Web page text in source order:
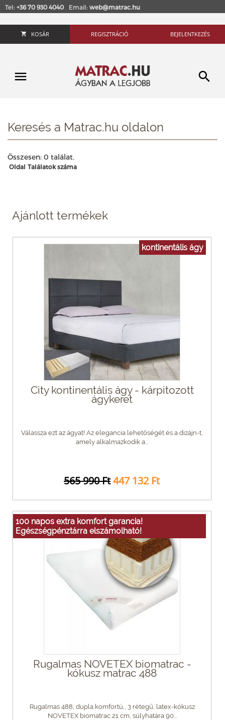
Tel: +36 70 930 4040 Email: web@matrac.hu
KOSÁR REGISZTRÁCIÓ BEJELENTKEZÉS
Keresés a Matrac.hu oldalon
Összesen: 0 találat.
Oldal Találatok száma
Ajánlott termékek
kontinentális ágy
City kontinentális ágy - kárpitozott
ágykeret
Válassza ezt az ágyat! Az elegancia lehetőségét és a dizájn-t,
amely alkalmazkodik a...
565 990 Ft447 132 Ft
100 napos extra komfort garancia!
Egészségpénztárra elszámolható!
Rugalmas NOVETEX biomatrac -
kókusz matrac 488
Rugalmas 488, dupla komfortú,, 3 rétegű, latex-kókusz
NOVETEX biomatrac 21 cm, súlyhatára 90...